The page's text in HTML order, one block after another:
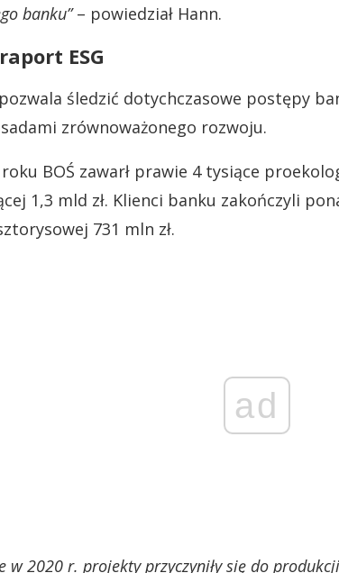
banku”– powiedział Hann.
ESG
śledzić dotychczasowe postępy
zrównoważonego rozwoju.
BOŚ zawarł prawie 4 tysiące
1,3 mld zł. Klienci banku zakończyli
731 mln zł.
ad
w 2020 r. projekty przyczyniły się do